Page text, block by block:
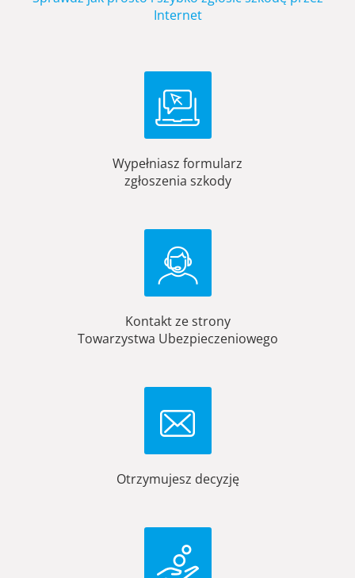
Internet
Wypełniasz formularz
zgłoszenia szkody
Kontakt ze strony
Towarzystwa Ubezpieczeniowego
Otrzymujesz decyzję